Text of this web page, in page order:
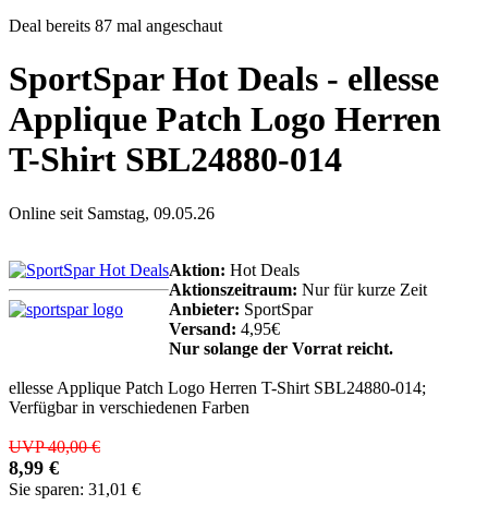
Deal bereits 87 mal angeschaut
SportSpar Hot Deals - ellesse
Applique Patch Logo Herren
T-Shirt SBL24880-014
Online seit Samstag, 09.05.26
Aktion: Hot Deals
Aktionszeitraum: Nur für kurze Zeit
Anbieter: SportSpar
Versand: 4,95€
Nur solange der Vorrat reicht.
ellesse Applique Patch Logo Herren T-Shirt SBL24880-014;
Verfügbar in verschiedenen Farben
UVP 40,00 €
8,99 €
Sie sparen: 31,01 €